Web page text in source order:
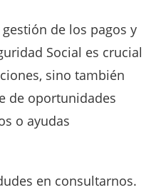
de los pagos y
Social es crucial
sino también
de oportunidades
o ayudas
en consultarnos.